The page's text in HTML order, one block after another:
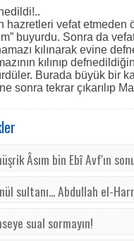
hazretleri vefat etmeden
buyurdu. Sonra da
kılınarak evine
kılınıp
Burada büyük bir
sonra tekrar çıkarılıp
Âsım bin Ebî Avf'ın
sultanı... Abdullah el-
sual sormayın!